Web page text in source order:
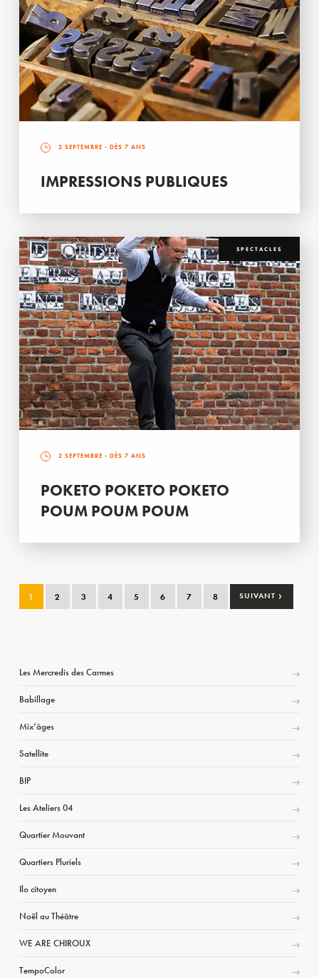
2 SEPTEMBRE - DÈS 7 ANS
IMPRESSIONS PUBLIQUES
SPECTACLES
2 SEPTEMBRE - DÈS 7 ANS
POKETO POKETO POKETO
POUM POUM POUM
1 2 3 4 5 6 7 8 SUIVANT ›
Les Mercredis des Carmes
Babillage
Mix’âges
Satellite
BIP
Les Ateliers 04
Quartier Mouvant
Quartiers Pluriels
Ilo citoyen
Noël au Théâtre
WE ARE CHIROUX
TempoColor